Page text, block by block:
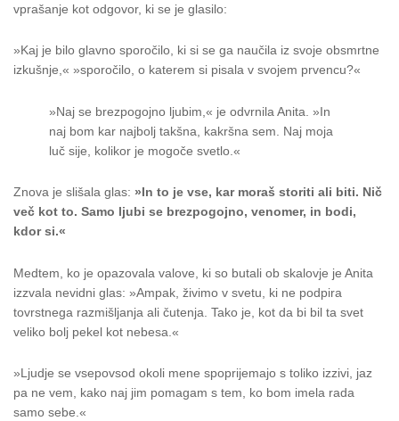
vprašanje kot odgovor, ki se je glasilo:
»Kaj je bilo glavno sporočilo, ki si se ga naučila iz svoje obsmrtne
izkušnje,« »sporočilo, o katerem si pisala v svojem prvencu?«
»Naj se brezpogojno ljubim,« je odvrnila Anita. »In
naj bom kar najbolj takšna, kakršna sem. Naj moja
luč sije, kolikor je mogoče svetlo.«
Znova je slišala glas: »In to je vse, kar moraš storiti ali biti. Nič
več kot to. Samo ljubi se brezpogojno, venomer, in bodi,
kdor si.«
Medtem, ko je opazovala valove, ki so butali ob skalovje je Anita
izzvala nevidni glas: »Ampak, živimo v svetu, ki ne podpira
tovrstnega razmišljanja ali čutenja. Tako je, kot da bi bil ta svet
veliko bolj pekel kot nebesa.«
»Ljudje se vsepovsod okoli mene spoprijemajo s toliko izzivi, jaz
pa ne vem, kako naj jim pomagam s tem, ko bom imela rada
samo sebe.«